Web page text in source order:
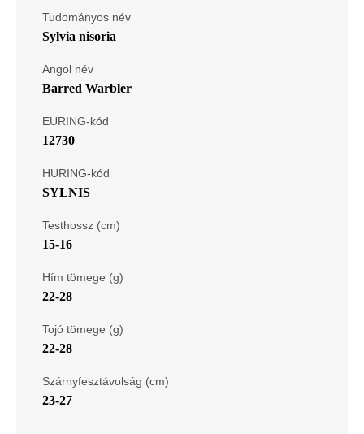
Tudományos név
Sylvia nisoria
Angol név
Barred Warbler
EURING-kód
12730
HURING-kód
SYLNIS
Testhossz (cm)
15-16
Hím tömege (g)
22-28
Tojó tömege (g)
22-28
Szárnyfesztávolság (cm)
23-27